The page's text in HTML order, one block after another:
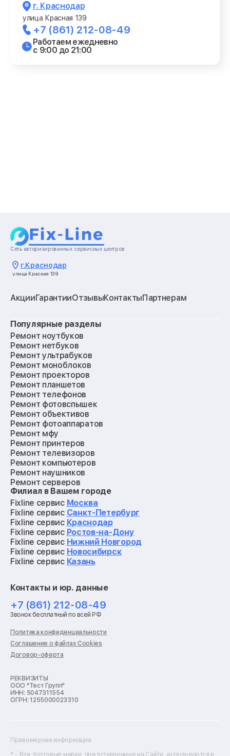
г. Краснодар
улица Красная 139
+7 (861) 212-08-49
Работаем ежедневно
с 9:00 до 21:00
Сеть авторизированных сервисных центров
г.Краснодар
улица Красная 139
АкцииГарантииОтзывыКонтактыПартнерам
Популярные разделы
Ремонт ноутбуков
Ремонт нетбуков
Ремонт ультрабуков
Ремонт моноблоков
Ремонт проекторов
Ремонт планшетов
Ремонт телефонов
Ремонт фотовспышек
Ремонт объективов
Ремонт фотоаппаратов
Ремонт мфу
Ремонт принтеров
Ремонт телевизоров
Ремонт компьютеров
Ремонт наушников
Ремонт серверов
Ремонт мониторов
Ремонт квадрокоптеров
Ремонт электросамокатов
Ремонт материнских плат
Ремонт видеокарт
Ремонт кофемашин
Ремонт vr систем
Ремонт игровых приставок
Ремонт роботов-пылесосов
Ремонт холодильников
Ремонт стиральных машин
Ремонт пылесосов
Ремонт варочных панелей
Ремонт духовых шкафов
Ремонт кондиционеров
Ремонт кухонных комбайнов
Ремонт морозильных камер
Ремонт отпаривателей
Ремонт плоттеров
Ремонт фенов
Ремонт цифровых биноклей
Филиал в Вашем городе
Fixline сервис Москва
Fixline сервис Санкт-Петербург
Fixline сервис Краснодар
Fixline сервис Ростов-на-Дону
Fixline сервис Нижний Новгород
Fixline сервис Новосибирск
Fixline сервис Казань
Контакты и юр. данные
+7 (861) 212-08-49
Звонок бесплатный по всей РФ
Политика конфиденциальности
Соглашение о файлах Cookies
Договор-оферта
РЕКВИЗИТЫ
ООО "Тест Групп"
ИНН: 5047311554
ОГРН: 1255000023310
Правомерная информация
* - Все торговые марки, представленные на Сайте, используются в